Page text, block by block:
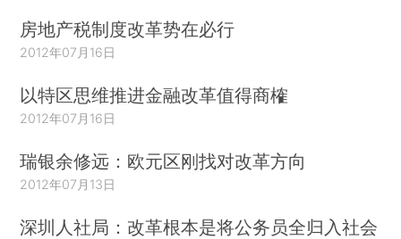
房地产税制度改革势在必行
2012年07月16日
以特区思维推进金融改革值得商榷
2012年07月16日
瑞银余修远：欧元区刚找对改革方向
2012年07月13日
深圳人社局：改革根本是将公务员全归入社会